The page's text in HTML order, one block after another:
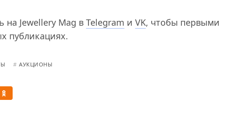
на Jewellery Mag в Telegram и VK, чтобы первыми
публикациях.
# АУКЦИОНЫ